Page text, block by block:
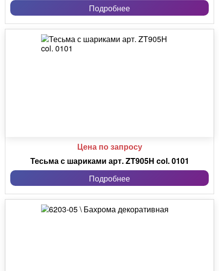
Подробнее
Цена по запросу
Тесьма с шариками арт. ZT905H col. 0101
Подробнее